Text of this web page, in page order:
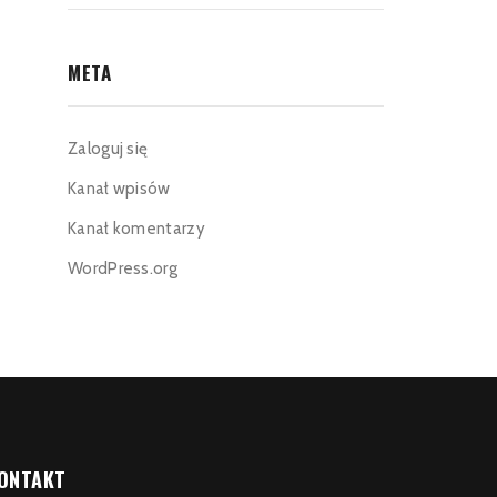
META
Zaloguj się
Kanał wpisów
Kanał komentarzy
WordPress.org